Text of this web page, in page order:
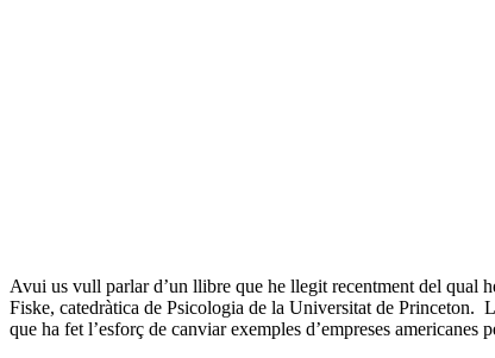
Avui us vull parlar d’un llibre que he llegit recentment del qual
Fiske, catedràtica de Psicologia de la Universitat de Princeton.
que ha fet l’esforç de canviar exemples d’empreses americanes